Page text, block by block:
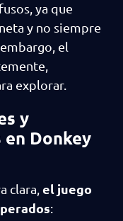
ya que
y no siempre
el
explorar.
y
Donkey
clara, el juego
: